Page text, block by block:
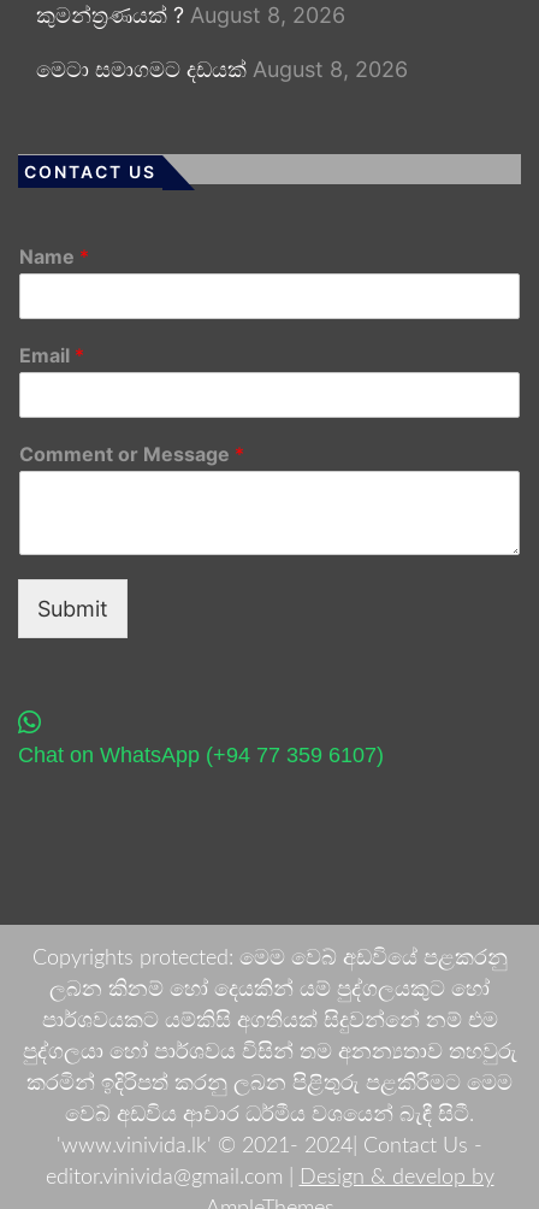
කුමන්ත්‍රණයක් ? August 8, 2026
මෙටා සමාගමට දඩයක් August 8, 2026
CONTACT US
Name *
Email *
Comment or Message *
Submit
Chat on WhatsApp (+94 77 359 6107)
Copyrights protected: මෙම වෙබ් අඩවියේ පළකරනු
ලබන කිනම් හෝ දෙයකින් යම් පුද්ගලයකුට හෝ
පාර්ශවයකට යම්කිසි අගතියක් සිදුවන්නේ නම් එම
පුද්ගලයා හෝ පාර්ශවය විසින් තම අනන්‍යතාව තහවුරු
කරමින් ඉදිරිපත් කරනු ලබන පිළිතුරු පළකිරීමට මෙම
වෙබ් අඩවිය ආචාර ධර්මීය වශයෙන් බැඳී සිටී.
'www.vinivida.lk' © 2021- 2024| Contact Us -
editor.vinivida@gmail.com |
Design & develop by